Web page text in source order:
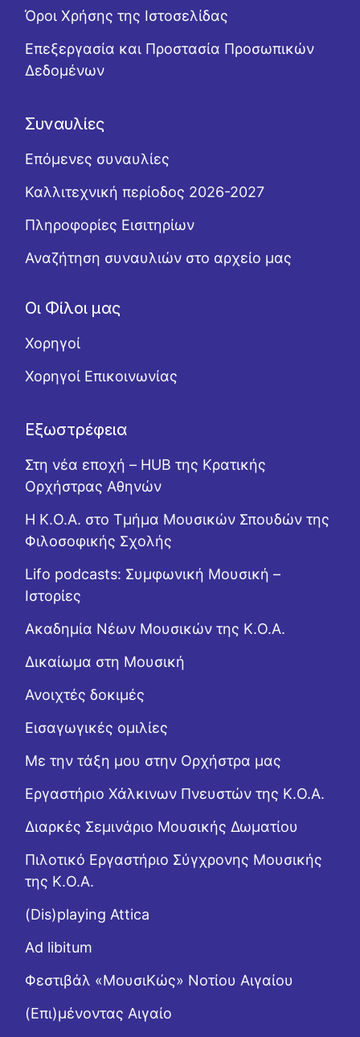
Όροι Χρήσης της Ιστοσελίδας
Επεξεργασία και Προστασία Προσωπικών
Δεδομένων
Συναυλίες
Επόμενες συναυλίες
Καλλιτεχνική περίοδος 2026-2027
Πληροφορίες Εισιτηρίων
Αναζήτηση συναυλιών στο αρχείο μας
Οι Φίλοι μας
Χορηγοί
Χορηγοί Επικοινωνίας
Εξωστρέφεια
Στη νέα εποχή – HUB της Κρατικής
Ορχήστρας Αθηνών
Η Κ.Ο.Α. στο Τμήμα Μουσικών Σπουδών της
Φιλοσοφικής Σχολής
Lifo podcasts: Συμφωνική Μουσική –
Ιστορίες
Ακαδημία Νέων Μουσικών της Κ.Ο.Α.
Δικαίωμα στη Μουσική
Ανοιχτές δοκιμές
Εισαγωγικές ομιλίες
Με την τάξη μου στην Ορχήστρα μας
Εργαστήριo Χάλκινων Πνευστών της Κ.Ο.Α.
Διαρκές Σεμινάριο Μουσικής Δωματίου
Πιλοτικό Εργαστήριο Σύγχρονης Μουσικής
της Κ.Ο.Α.
(Dis)playing Attica
Ad libitum
Φεστιβάλ «ΜουσιΚώς» Νοτίου Αιγαίου
(Επι)μένοντας Αιγαίο